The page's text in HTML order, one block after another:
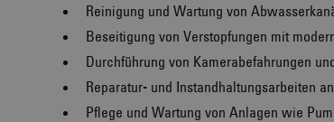
Reinigung und Wartung von
Beseitigung von Verstopfungen mit
Durchführung von Kamerabefahrungen
Reparatur- und Instandhaltungsarbeiten
Pflege und Wartung von Anlagen wie